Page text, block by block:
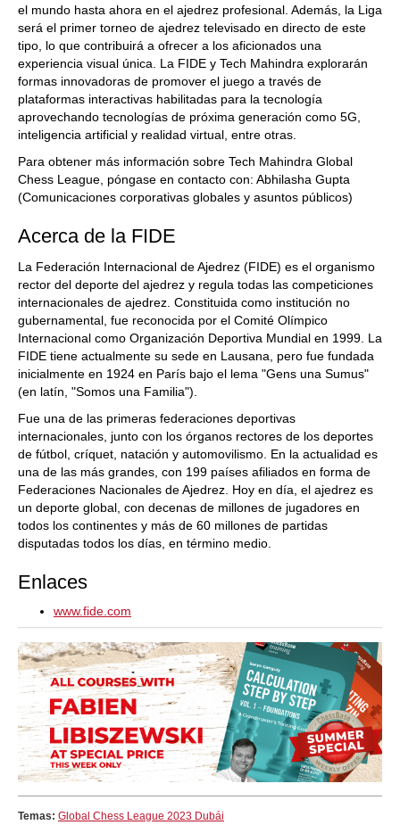
el mundo hasta ahora en el ajedrez profesional. Además, la Liga
será el primer torneo de ajedrez televisado en directo de este
tipo, lo que contribuirá a ofrecer a los aficionados una
experiencia visual única. La FIDE y Tech Mahindra explorarán
formas innovadoras de promover el juego a través de
plataformas interactivas habilitadas para la tecnología
aprovechando tecnologías de próxima generación como 5G,
inteligencia artificial y realidad virtual, entre otras.
Para obtener más información sobre Tech Mahindra Global
Chess League, póngase en contacto con: Abhilasha Gupta
(Comunicaciones corporativas globales y asuntos públicos)
Acerca de la FIDE
La Federación Internacional de Ajedrez (FIDE) es el organismo
rector del deporte del ajedrez y regula todas las competiciones
internacionales de ajedrez. Constituida como institución no
gubernamental, fue reconocida por el Comité Olímpico
Internacional como Organización Deportiva Mundial en 1999. La
FIDE tiene actualmente su sede en Lausana, pero fue fundada
inicialmente en 1924 en París bajo el lema "Gens una Sumus"
(en latín, "Somos una Familia").
Fue una de las primeras federaciones deportivas
internacionales, junto con los órganos rectores de los deportes
de fútbol, críquet, natación y automovilismo. En la actualidad es
una de las más grandes, con 199 países afiliados en forma de
Federaciones Nacionales de Ajedrez. Hoy en día, el ajedrez es
un deporte global, con decenas de millones de jugadores en
todos los continentes y más de 60 millones de partidas
disputadas todos los días, en término medio.
Enlaces
www.fide.com
Temas: Global Chess League 2023 Dubái